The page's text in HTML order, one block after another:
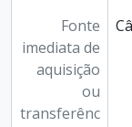
Fonte
imediata de
aquisição
ou
transferênc